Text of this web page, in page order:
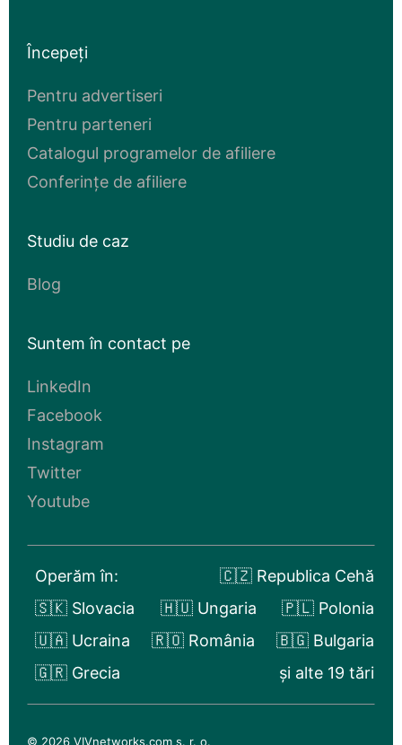
Începeți
Pentru advertiseri
Pentru parteneri
Catalogul programelor de afiliere
Conferințe de afiliere
Studiu de caz
Blog
Suntem în contact pe
LinkedIn
Facebook
Instagram
Twitter
Youtube
Operăm în:
🇨🇿 Republica Cehă
🇸🇰 Slovacia
🇭🇺 Ungaria
🇵🇱 Polonia
🇺🇦 Ucraina
🇷🇴 România
🇧🇬 Bulgaria
🇬🇷 Grecia
și alte 19 tări
© 2026 VIVnetworks.com s. r. o.